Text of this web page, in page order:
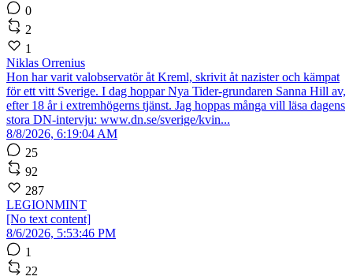
0
2
1
Niklas Orrenius
Hon har varit valobservatör åt Kreml, skrivit åt nazister och kämpat
för ett vitt Sverige. I dag hoppar Nya Tider-grundaren Sanna Hill av,
efter 18 år i extremhögerns tjänst. Jag hoppas många vill läsa dagens
stora DN-intervju: www.dn.se/sverige/kvin...
8/8/2026, 6:19:04 AM
25
92
287
LEGIONMINT
[No text content]
8/6/2026, 5:53:46 PM
1
22